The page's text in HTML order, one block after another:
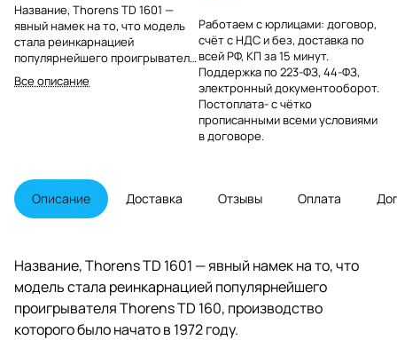
Название, Thorens TD 1601 —
явный намек на то, что модель
стала реинкарнацией
популярнейшего проигрывателя
Thorens TD 160, производство
которого было начато в 1972
Все описание
Работаем с юрлицами: договор,
счёт с НДС и без, доставка по
всей РФ, КП за 15 минут.
Поддержка по 223-ФЗ, 44-ФЗ,
электронный документооборот.
Постоплата- с чётко
прописанными всеми условиями
в договоре.
Описание Доставка Отзывы Оплата
Название, Thorens TD 1601 — явный намек на то, что
модель стала реинкарнацией популярнейшего
проигрывателя Thorens TD 160, производство
которого было начато в 1972 году.